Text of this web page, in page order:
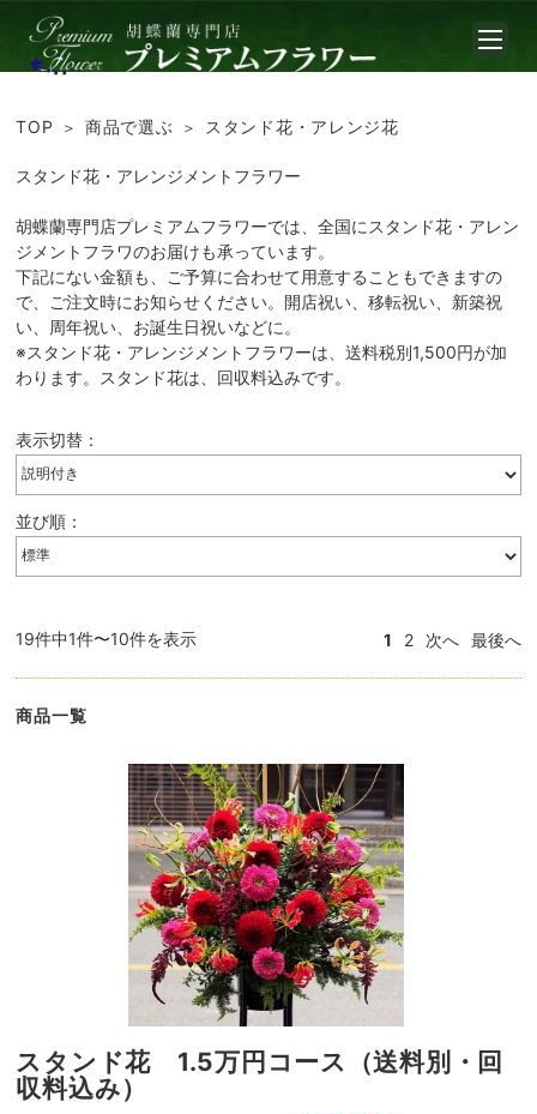
TOP 商品で選ぶ スタンド花・アレンジ花
スタンド花・アレンジメントフラワー
胡蝶蘭専門店プレミアムフラワーでは、全国にスタンド花・アレン
ジメントフラワのお届けも承っています。
下記にない金額も、ご予算に合わせて用意することもできますの
で、ご注文時にお知らせください。開店祝い、移転祝い、新築祝
い、周年祝い、お誕生日祝いなどに。
※スタンド花・アレンジメントフラワーは、送料税別1,500円が加
わります。スタンド花は、回収料込みです。
表示切替：
並び順：
19件中1件〜10件を表示 1 2 次へ 最後へ
商品一覧
スタンド花 1.5万円コース（送料別・回
収料込み）